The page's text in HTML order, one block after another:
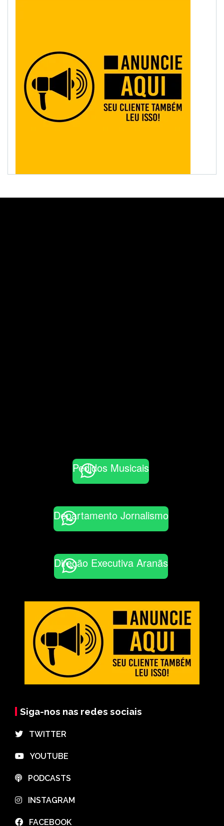
Pedidos Musicais
Departamento Jornalismo
Direção Executiva Aranãs
Siga-nos nas redes sociais
⠀TWITTER
⠀YOUTUBE
⠀PODCASTS
⠀INSTAGRAM
⠀FACEBOOK